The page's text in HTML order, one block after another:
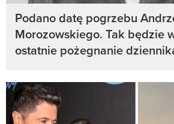
Podano datę pogrzebu
Morozowskiego. Tak będzie
ostatnie pożegnanie